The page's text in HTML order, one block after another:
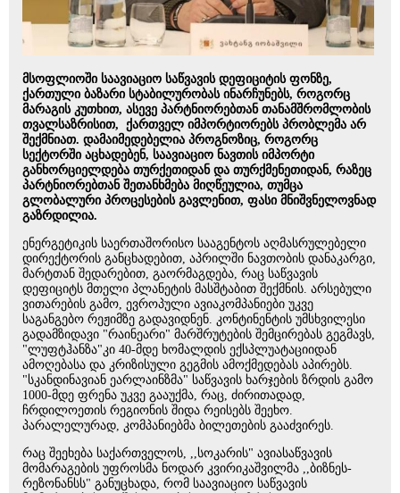
მსოფლიოში საავიაციო საწვავის დეფიციტის ფონზე,
ქართული ბაზარი სტაბილურობას ინარჩუნებს, როგორც
მარაგის კუთხით, ასევე პარტნიორებთან თანამშრომლობის
თვალსაზრისით, ქართველ იმპორტიორებს პრობლემა არ
შექმნიათ. დამაიმედებელია პროგნოზიც, როგორც
სექტორში აცხადებენ, საავიაციო ნავთის იმპორტი
განხორციელდება თურქეთიდან და თურქმენეთიდან, რაზეც
პარტნიორებთან შეთანხმება მიღწეულია, თუმცა
გლობალური პროცესების გავლენით, ფასი მნიშვნელოვნად
გაზრდილია.
ენერგეტიკის საერთაშორისო სააგენტოს აღმასრულებელი
დირექტორის განცხადებით, აპრილში ნავთობის დანაკარგი,
მარტთან შედარებით, გაორმაგდება, რაც საწვავის
დეფიციტს მთელი პლანეტის მასშტაბით შექმნის. არსებული
ვითარების გამო, ევროპული ავიაკომპანიები უკვე
საგანგებო რეჟიმზე გადავიდნენ. კონტინენტის უმსხვილესი
გადამზიდავი "რაინეარი" მარშრუტების შემცირებას გეგმავს,
"ლუფტჰანზა"კი 40-მდე ხომალდის ექსპლუატაციიდან
ამოღებასა და კრიზისული გეგმის ამოქმედებას აპირებს.
"სკანდინავიან ეარლაინზმა" საწვავის ხარჯების ზრდის გამო
1000-მდე ფრენა უკვე გააუქმა, რაც, ძირითადად,
ჩრდილოეთის რეგიონის შიდა რეისებს შეეხო.
პარალელურად, კომპანიებმა ბილეთების გააძვირეს.
რაც შეეხება საქართველოს, ,,სოკარის" ავიასაწვავის
მომარაგების უფროსმა ნოდარ კვირიკაშვილმა ,,ბიზნეს-
რეზონანსს" განუცხადა, რომ საავიაციო საწვავის